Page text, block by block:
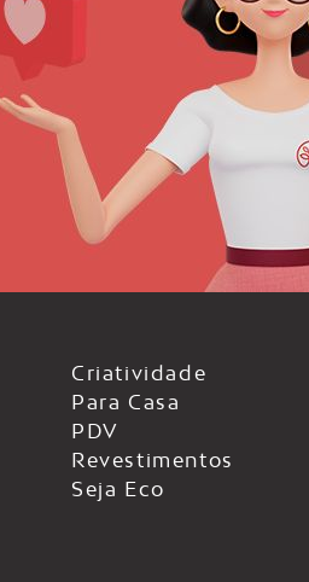
Criatividade
Para Casa
PDV
Revestimentos
Seja Eco